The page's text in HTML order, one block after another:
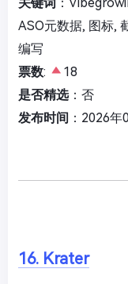
ASO元数据, 图标,
编写
票数:
18
是否精选：否
发布时间 ：2026
16. Krater